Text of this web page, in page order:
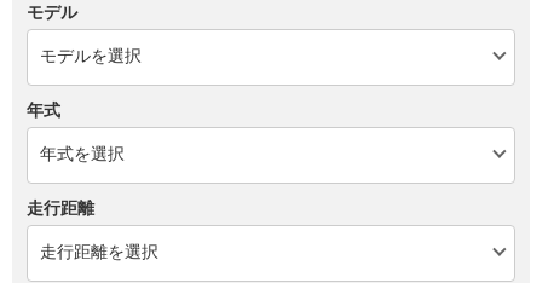
モデル
年式
走行距離